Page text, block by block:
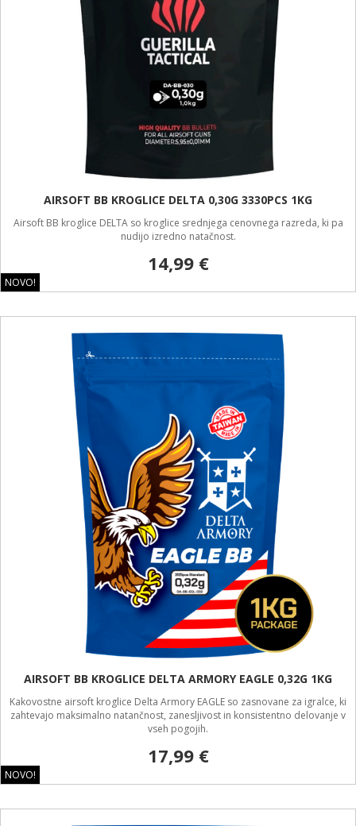
NOVO!
AIRSOFT BB KROGLICE DELTA 0,30G 3330PCS 1KG
Airsoft BB kroglice DELTA so kroglice srednjega cenovnega razreda, ki pa
nudijo izredno natačnost.
14,99 €
NOVO!
AIRSOFT BB KROGLICE DELTA ARMORY EAGLE 0,32G 1KG
Kakovostne airsoft kroglice Delta Armory EAGLE so zasnovane za igralce, ki
zahtevajo maksimalno natančnost, zanesljivost in konsistentno delovanje v
vseh pogojih.
17,99 €